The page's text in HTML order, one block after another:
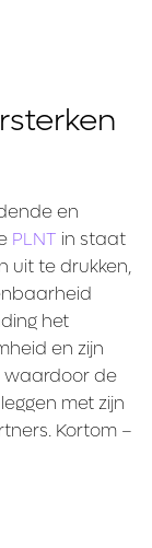
en
PLNT in staat
uit te drukken,
het
en zijn
waardoor de
met zijn
Kortom –